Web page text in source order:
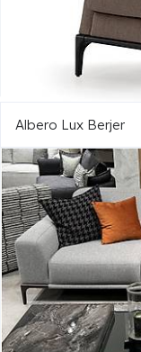
Albero Lux Berjer